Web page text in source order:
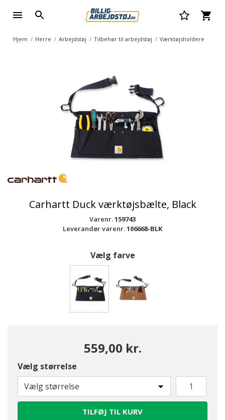
Hjem Herre Arbejdstøj Tilbehør til arbejdstøj Værktøjsholdere
Carhartt Duck værktøjsbælte, Black
Varenr.159743
Leverandør varenr.106668-BLK
Vælg farve
559,00 kr.
Vælg størrelse
Vælg størrelse
TILFØJ TIL KURV